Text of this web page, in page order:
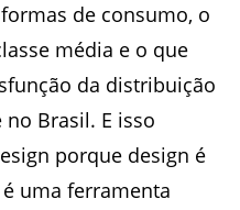
de consumo, o
média e o que
da distribuição
Brasil. E isso
porque design é
uma ferramenta